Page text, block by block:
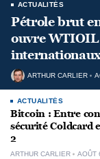
ACTUALITÉS
Pétrole brut
ouvre
ARTHUR CARLIER
ACTUALITÉS
Bitcoin : Entre
sécurité Coldcard
2
ARTHUR CARLIER AOÛT